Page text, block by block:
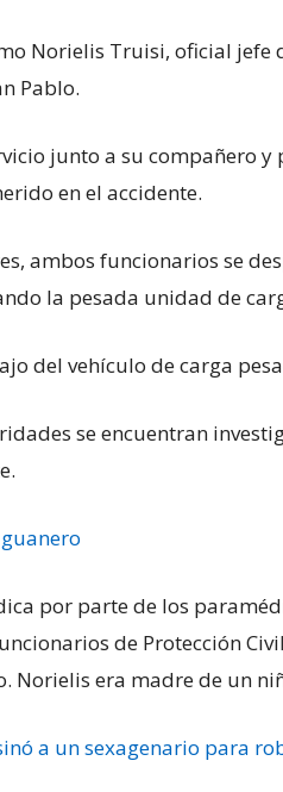
Norielis Truisi, oficial jefe
Pablo.
junto a su compañero
en el accidente.
ambos funcionarios se
la pesada unidad de
del vehículo de carga
se encuentran
por parte de los
de Protección
Norielis era madre de un
a un sexagenario para